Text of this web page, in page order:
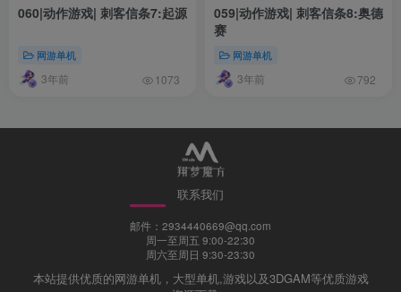
060|动作游戏| 刺客信条7:起源
网游单机
3年前 1073
059|动作游戏| 刺客信条8:奥德
赛
网游单机
3年前 792
联系我们
邮件：2934440669@qq.com
周一至周五 9:00-22:30
周六至周日 9:30-23:30
本站提供优质的网游单机，大型单机,游戏以及3DGAM等优质游戏